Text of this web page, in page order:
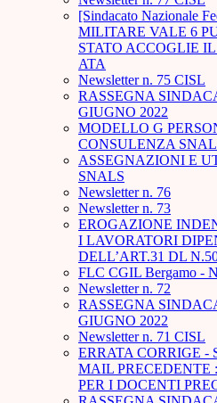
[Sindacato Nazionale
MILITARE VALE 6
STATO ACCOGLIE
ATA
Newsletter n. 75 CISL
RASSEGNA
GIUGNO 2022
MODELLO G
CONSULENZA
ASSEGNAZIONI E
SNALS
Newsletter n. 76
Newsletter n. 73
EROGAZIONE
I LAVORATORI
DELL’ART.31 DL
FLC CGIL Bergamo -
Newsletter n. 72
RASSEGNA
GIUGNO 2022
Newsletter n. 71 CISL
ERRATA CORRIGE -
MAIL PRECEDENTE
PER I DOCENTI